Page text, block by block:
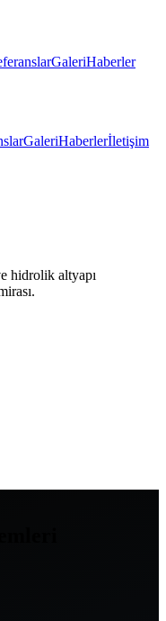
GaleriHaberler
GaleriHaberlerİletişim
hidrolik altyapı